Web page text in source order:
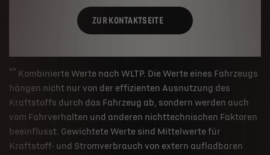
ZUR KONTAKTSEITE
** Kombinierte Werte nach WLTP. Die Werte eines Fahrzeugs
hängen nicht nur von der effizienten Ausnutzung des
Kraftstoffs durch das Fahrzeug ab, sondern werden auch
vom Fahrverhalten und anderen nichttechnischen Faktoren
beeinflusst. Gewichtete Werte sind Mittelwerte für
Kraftstoff- und Stromverbrauch von extern aufladbaren